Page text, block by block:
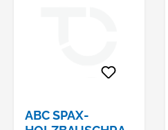
ABC SPAX-